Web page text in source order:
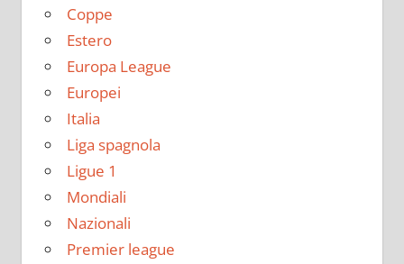
Coppe
Estero
Europa League
Europei
Italia
Liga spagnola
Ligue 1
Mondiali
Nazionali
Premier league